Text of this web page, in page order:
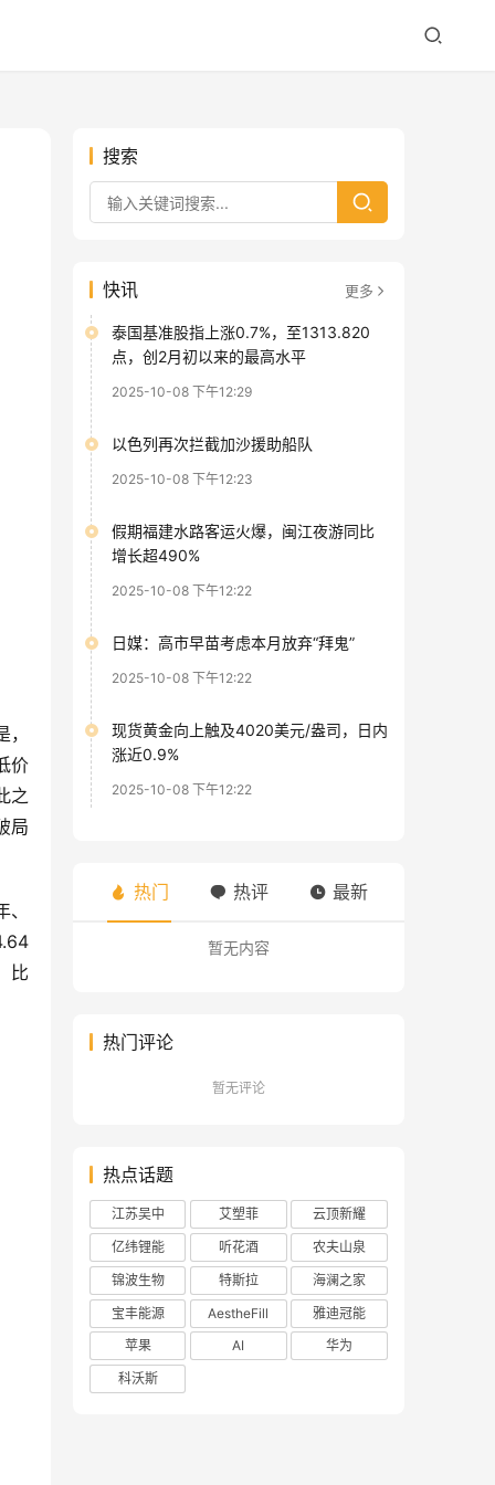
价
之
局
比
搜索
快讯 更多
泰国基准股指上涨0.7%，至1313.820
点，创2月初以来的最高水平
2025-10-08 下午12:29
以色列再次拦截加沙援助船队
2025-10-08 下午12:23
假期福建水路客运火爆，闽江夜游同比
增长超490%
2025-10-08 下午12:22
日媒：高市早苗考虑本月放弃“拜鬼”
2025-10-08 下午12:22
现货黄金向上触及4020美元/盎司，日内
涨近0.9%
2025-10-08 下午12:22
热门 热评 最新
暂无内容
热门评论
暂无评论
热点话题
江苏吴中 艾塑菲
云顶新耀
亿纬锂能
听花酒
农夫山泉
锦波生物
特斯拉
海澜之家
宝丰能源
AestheFill
雅迪冠能
苹果
AI
华为
科沃斯